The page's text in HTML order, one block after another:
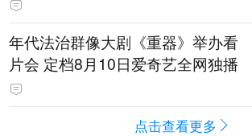
年代法治群像大剧《重器》举办看
片会 定档8月10日爱奇艺全网独播
点击查看更多